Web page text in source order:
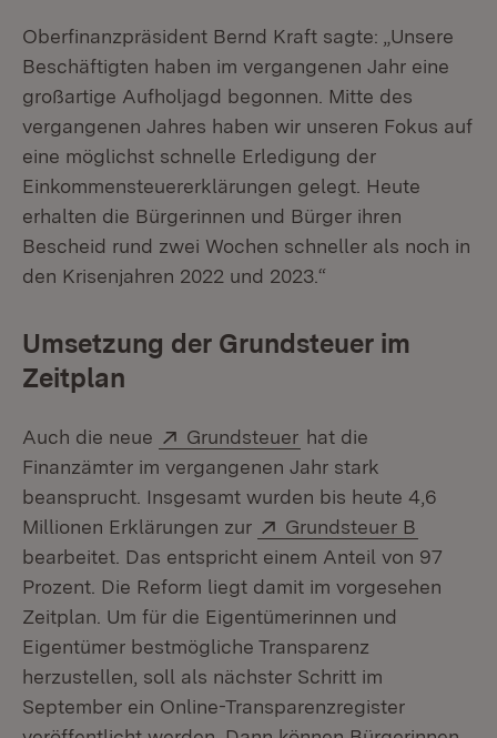
Oberfinanzpräsident Bernd Kraft sagte: „Unsere
Beschäftigten haben im vergangenen Jahr eine
großartige Aufholjagd begonnen. Mitte des
vergangenen Jahres haben wir unseren Fokus auf
eine möglichst schnelle Erledigung der
Einkommensteuererklärungen gelegt. Heute
erhalten die Bürgerinnen und Bürger ihren
Bescheid rund zwei Wochen schneller als noch in
den Krisenjahren 2022 und 2023.“
Umsetzung der Grundsteuer im
Zeitplan
Auch die neue Extern:
Grundsteuer (Öffnet in neuem
hat die
Finanzämter im vergangenen Jahr stark
beansprucht. Insgesamt wurden bis heute 4,6
Millionen Erklärungen zur
Extern:
Grundsteuer B
bearbeitet. Das entspricht einem Anteil von 97
Prozent. Die Reform liegt damit im vorgesehen
Zeitplan. Um für die Eigentümerinnen und
Eigentümer bestmögliche Transparenz
herzustellen, soll als nächster Schritt im
September ein Online-Transparenzregister